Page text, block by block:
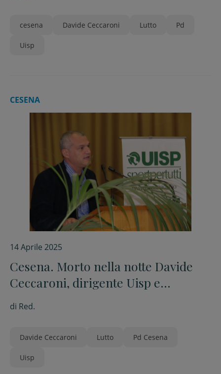
cesena Davide Ceccaroni Lutto Pd
Uisp
CESENA
14 Aprile 2025
Cesena. Morto nella notte Davide
Ceccaroni, dirigente Uisp e
impegnato nel Pd cesenate
di Red.
Davide Ceccaroni Lutto Pd Cesena
Uisp